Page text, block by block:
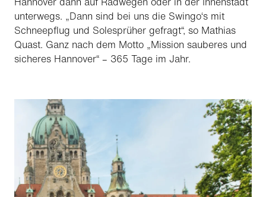
unterwegs. „Dann sind bei uns die Swingo‘s mit
Schneepflug und Solesprüher gefragt“, so Mathias
Quast. Ganz nach dem Motto „Mission sauberes und
sicheres Hannover“ – 365 Tage im Jahr.